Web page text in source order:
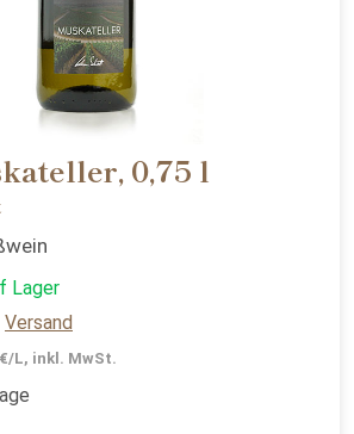
0,75 l
Lager
Versand
L, inkl. MwSt.